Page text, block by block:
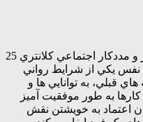
تهيه و تنظيم: نرگس جنگجو – مشاور و مددکار اجتماعي کلانتري 25
نفس يکي از شرايط رواني
قبلي، به توانايي ها و
به طور موفقيت آميز
اعتماد به خويشتن نقش